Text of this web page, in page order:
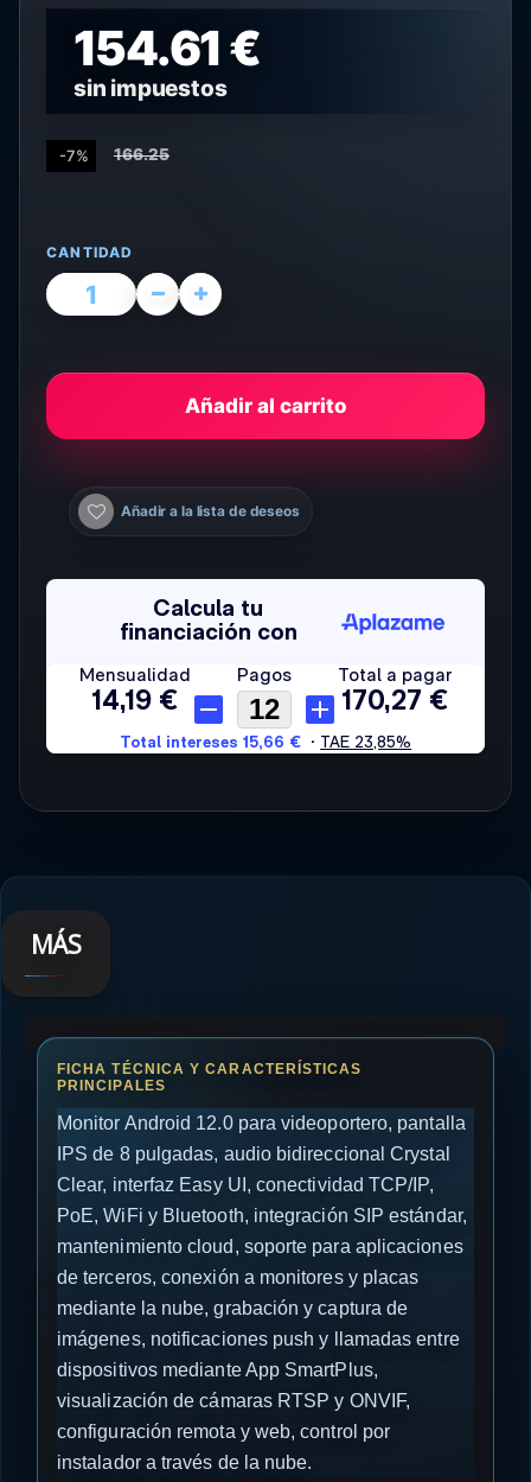
154.61 €
sin impuestos
-7% 166.25
CANTIDAD
Añadir al carrito
Añadir a la lista de deseos
MÁS
Monitor Android 12.0 para videoportero, pantalla
IPS de 8 pulgadas, audio bidireccional Crystal
Clear, interfaz Easy UI, conectividad TCP/IP,
PoE, WiFi y Bluetooth, integración SIP estándar,
mantenimiento cloud, soporte para aplicaciones
de terceros, conexión a monitores y placas
mediante la nube, grabación y captura de
imágenes, notificaciones push y llamadas entre
dispositivos mediante App SmartPlus,
visualización de cámaras RTSP y ONVIF,
configuración remota y web, control por
instalador a través de la nube.